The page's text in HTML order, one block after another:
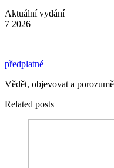
Aktuální vydání
7 2026
předplatné
Vědět, objevovat a
Related posts